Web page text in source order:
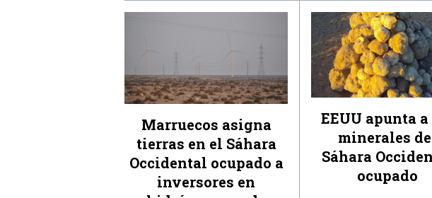
Marruecos asigna
tierras en el Sáhara
Occidental ocupado a
inversores en
EEUU apunta
minerales
Sáhara
ocupado